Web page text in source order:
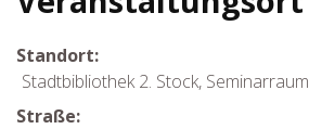
Standort:
Stadtbibliothek 2. Stock, Seminarraum
Straße: